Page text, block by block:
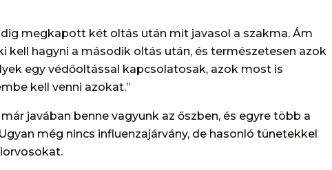
megkapott két oltás után mit javasol a szakma. Ám
kell hagyni a második oltás után, és természetesen azok
egy védőoltással kapcsolatosak, azok most is
kell venni azokat.”
javában benne vagyunk az őszben, és egyre több a
még nincs influenzajárvány, de hasonló tünetekkel